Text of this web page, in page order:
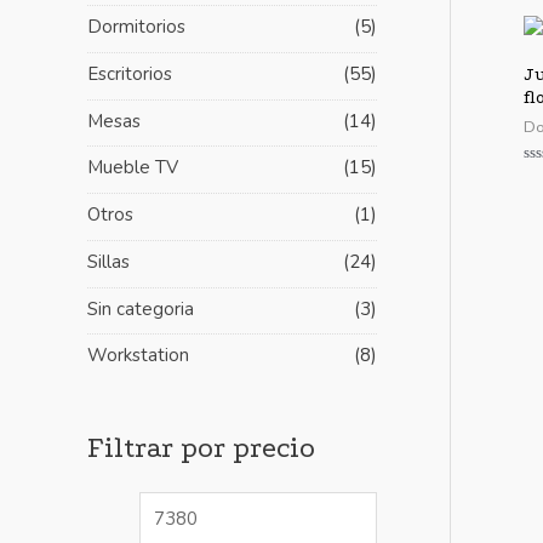
Dormitorios
(5)
Escritorios
(55)
Mesas
(14)
Mueble TV
(15)
Otros
(1)
Sillas
(24)
Sin categoria
(3)
Workstation
(8)
Filtrar por precio
i
o
i